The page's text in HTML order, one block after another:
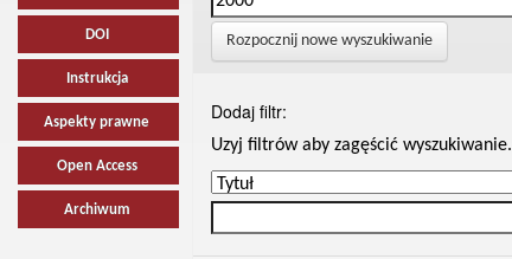
DOI
Instrukcja
Aspekty prawne
Open Access
Archiwum
Rozpocznij nowe wyszukiwanie
Dodaj filtr:
Uzyj filtrów aby zagęścić wyszukiwanie.